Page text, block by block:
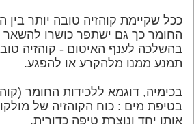
ככל שקיימת קוהזיה טובה יותר בין
החומר כך גם ישתפר כושרו להשאר
בהשלכה לענף האיטום - קוהזיה
תמנע ממנו מלהקרע או להפגע.
בכימיה, דוגמא ללכידות החומר
בטיפת מים : כוח הקוהזיה של
אותן יחד ונוצרת טיפה כדורית.